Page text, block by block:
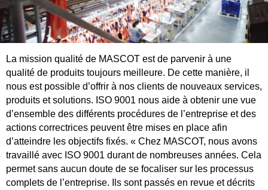
La mission qualité de MASCOT est de parvenir à une
qualité de produits toujours meilleure. De cette manière, il
nous est possible d’offrir à nos clients de nouveaux services,
produits et solutions. ISO 9001 nous aide à obtenir une vue
d’ensemble des différents procédures de l’entreprise et des
actions correctrices peuvent être mises en place afin
d’atteindre les objectifs fixés. « Chez MASCOT, nous avons
travaillé avec ISO 9001 durant de nombreuses années. Cela
permet sans aucun doute de se focaliser sur les processus
complets de l’entreprise. Ils sont passés en revue et décrits